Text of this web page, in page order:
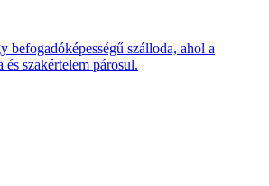
befogadóképességű szálloda, ahol a
szakértelem párosul.